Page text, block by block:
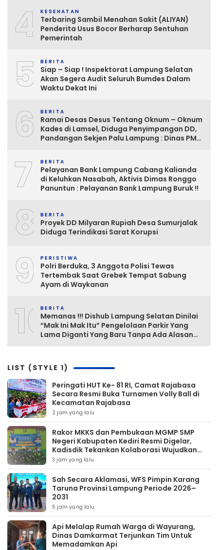
4 KESEHATAN
Terbaring Sambil Menahan Sakit (ALIYAN)
Penderita Usus Bocor Berharap Sentuhan
Pemerintah
5 BERITA
Siap – Siap ! Inspektorat Lampung Selatan
Akan Segera Audit Seluruh Bumdes Dalam
Waktu Dekat Ini
6 BERITA
Ramai Desas Desus Tentang Oknum – Oknum
Kades di Lamsel, Diduga Penyimpangan DD,
Pandangan Sekjen Palu Lampung : Dinas PMD
7 BERITA
Pelayanan Bank Lampung Cabang Kalianda
di Keluhkan Nasabah, Aktivis Dimas Ronggo
Panuntun : Pelayanan Bank Lampung Buruk !!
8 BERITA
Proyek DD Milyaran Rupiah Desa Sumurjalak
Diduga Terindikasi Sarat Korupsi
9 PERISTIWA
Polri Berduka, 3 Anggota Polisi Tewas
Tertembak Saat Grebek Tempat Sabung
Ayam di Waykanan
10BERITA
Memanas !!! Dishub Lampung Selatan Dinilai
“Mak Ini Mak Itu” Pengelolaan Parkir Yang
Lama Diganti Yang Baru Tanpa Ada Alasan
LIST (STYLE 1)
Peringati HUT Ke- 81 RI, Camat Rajabasa
Secara Resmi Buka Turnamen Volly Ball di
Kecamatan Rajabasa
2 jam yang lalu
Rakor MKKS dan Pembukaan MGMP SMP
Negeri Kabupaten Kediri Resmi Digelar,
Kadisdik Tekankan Kolaborasi Wujudkan
Pendidikan Bermutu
3 jam yang lalu
Sah Secara Aklamasi, WFS Pimpin Karang
Taruna Provinsi Lampung Periode 2026–
2031
5 jam yang lalu
Api Melalap Rumah Warga di Wayurang,
Dinas Damkarmat Terjunkan Tim Untuk
Memadamkan Api